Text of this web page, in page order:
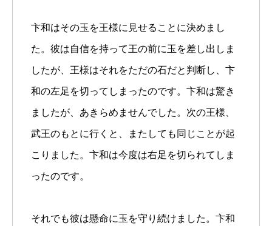
卞和はその玉を王様に見せることに決めまし
た。彼は自信を持って王の前に玉を差し出しま
したが、王様はそれをただの石だと判断し、卞
和の左足を切ってしまったのです。卞和は驚き
ましたが、あきらめませんでした。次の王様、
武王のもとに行くと、またしても同じことが起
こりました。卞和は今度は右足を切られてしま
ったのです。
それでも彼は懸命に玉を守り続けました。卞和